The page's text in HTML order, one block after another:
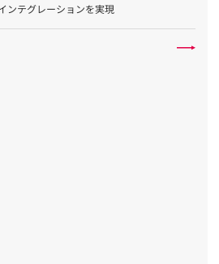
ンテグレーションを実現